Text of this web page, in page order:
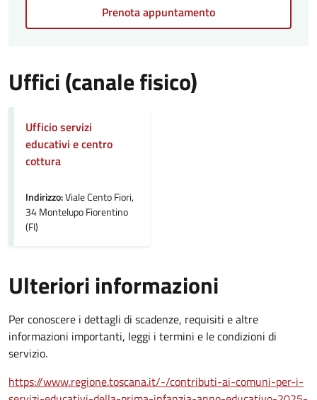
Prenota appuntamento
Uffici (canale fisico)
Ufficio servizi
educativi e centro
cottura
Indirizzo:Viale Cento Fiori,
34 Montelupo Fiorentino
(FI)
Ulteriori informazioni
Per conoscere i dettagli di scadenze, requisiti e altre
informazioni importanti, leggi i termini e le condizioni di
servizio.
https://www.regione.toscana.it/-/contributi-ai-comuni-per-i-